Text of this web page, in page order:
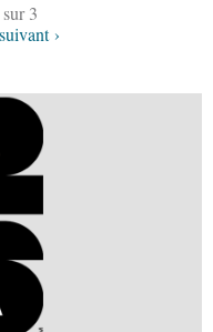
sur 3
suivant ›